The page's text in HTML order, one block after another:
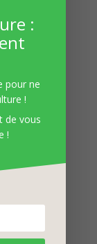
:
pour ne
!
de vous
!